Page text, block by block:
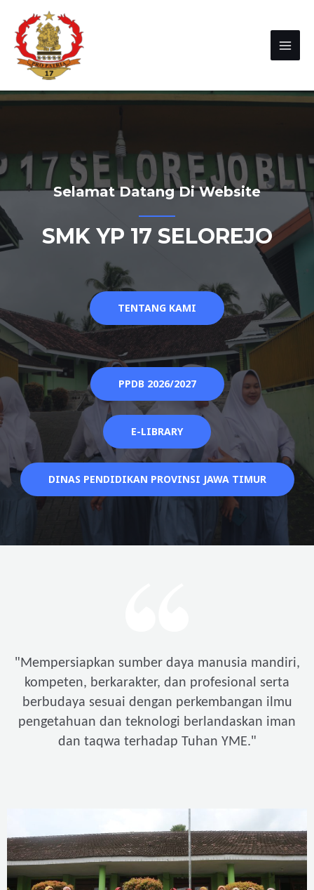
Selamat Datang Di Website
SMK YP 17 SELOREJO
TENTANG KAMI
PPDB 2026/2027
E-LIBRARY
DINAS PENDIDIKAN PROVINSI JAWA TIMUR
"Mempersiapkan sumber daya manusia mandiri,
kompeten, berkarakter, dan profesional serta
berbudaya sesuai dengan perkembangan ilmu
pengetahuan dan teknologi berlandaskan iman
dan taqwa terhadap Tuhan YME."